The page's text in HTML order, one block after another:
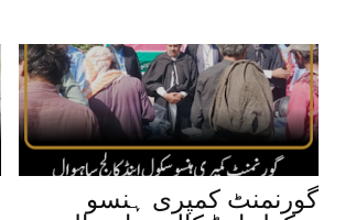
گورنمنٹ کمپری ہنسو